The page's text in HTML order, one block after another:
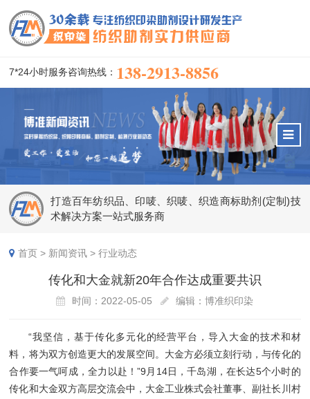
7*24小时服务咨询热线： 138-2913-8856
打造百年纺织品、印唛、织唛、织造商标助剂(定制)技
术解决方案一站式服务商
首页 > 新闻资讯 >行业动态
传化和大金就新20年合作达成重要共识
时间：2022-05-05 编辑：博准织印染
“我坚信，基于传化多元化的经营平台，导入大金的技术和材
料，将为双方创造更大的发展空间。大金方必须立刻行动，与传化的
合作要一气呵成，全力以赴！”9月14日，千岛湖，在长达5个小时的
传化和大金双方高层交流会中，大金工业株式会社董事、副社长川村